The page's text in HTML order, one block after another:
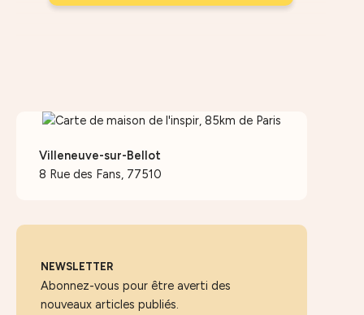
Villeneuve-sur-Bellot
8 Rue des Fans, 77510
NEWSLETTER
Abonnez-vous pour être averti des
nouveaux articles publiés.